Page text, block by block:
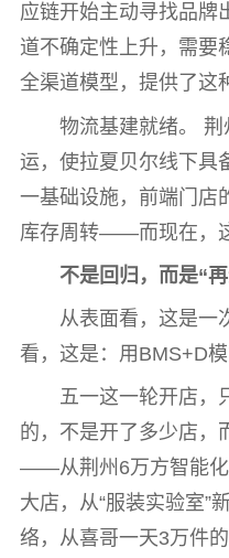
应链开始主动寻找品牌
道不确定性上升，需要
全渠道模型，提供了这
物流基建就绪。
运，使拉夏贝尔线下具
一基础设施，前端门店
库存周转——而现在，
不是回归，而是“
从表面看，这是一
看，这是：用BMS+D
五一这一轮开店，
的，不是开了多少店，
——从荆州6万方智能化
大店，从“服装实验室”
络，从喜哥一天3万件